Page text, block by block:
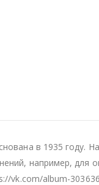
в 1935 году.
например, для
album-